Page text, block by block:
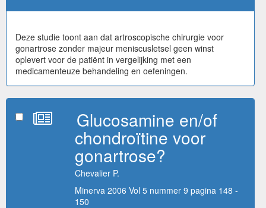
Deze studie toont aan dat artroscopische chirurgie voor
gonartrose zonder majeur meniscusletsel geen winst
oplevert voor de patiënt in vergelijking met een
medicamenteuze behandeling en oefeningen.
Glucosamine en/of
chondroïtine voor
gonartrose?
Chevalier P.
Minerva 2006 Vol 5 nummer 9 pagina 148 -
150